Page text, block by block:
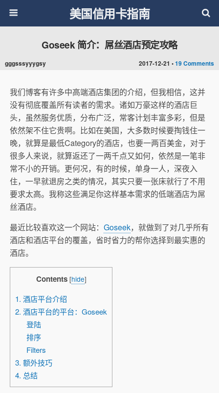
美国信用卡指南
2017-12-21 •19 Comments
Goseek 简介：屌丝酒店预定攻略
gggsssyyygsy
我们博客有许多中高端酒店集团的介绍，但我相信，这并
没有彻底覆盖所有读者的需求。诸如万豪这样的酒店巨
头，虽然服务优质，分布广泛，常客计划丰富多彩，但是
依然架不住它贵啊。比如在美国，大多数时候要掏钱住一
晚，就算是最低Category的酒店，也要一两百美金，对于
很多人来说，就算返还了一两千点又如何，依然是一笔非
常不小的开销。更何况，有的时候，单身一人，深夜入
住，一早就退房之类的情况，其实只要一张床就行了不用
要求太高。我称这些满足你这样基本需求的低端酒店为屌
丝酒店。
最近比较喜欢这一个网站： Goseek，就做到了对几乎所有
酒店和酒店平台的覆盖，省时省力的帮你选择到最实惠的
酒店。
Contents [hide]
1. 酒店平台介绍
2. 酒店平台的平台：Goseek
登陆
排序
Filters
3. 额外技巧
4. 总结